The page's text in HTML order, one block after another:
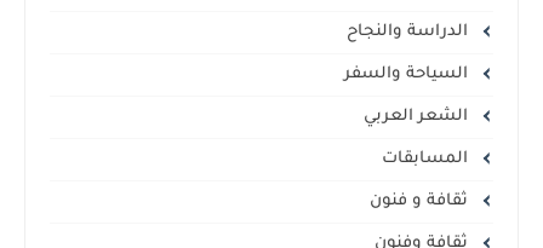
الدراسة والنجاح
السياحة والسفر
الشعر العربي
المسابقات
ثقافة و فنون
ثقافة وفنون